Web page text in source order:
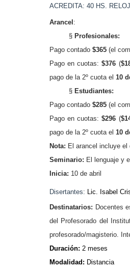
ACREDITA: 40 HS.
Arancel :
§ Profesionales:
Pago contado $365 (el
Pago en cuotas:$376 (
pago de la 2º cuota el 10
§ Estudiantes:
Pago contado $285 (el
Pago en cuotas:$296 (
pago de la 2º cuota el 10
Nota: El arancel incluye
Seminario: El lenguaje y
Inicia: 10 de abril
Disertantes: Lic. Isabel
Destinatarios: Docentes
del Profesorado del
profesorado/magisterio.
Duración: 2 meses
Modalidad: Distancia